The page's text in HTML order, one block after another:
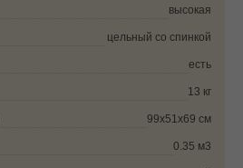
высокая
цельный со спинкой
есть
13 кг
99х51х69 см
0.35 м3